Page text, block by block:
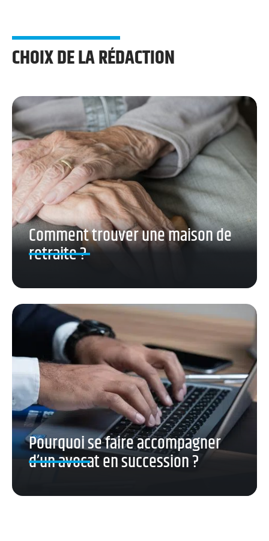
CHOIX DE LA RÉDACTION
Comment trouver une maison de
retraite ?
Pourquoi se faire accompagner
d’un avocat en succession ?